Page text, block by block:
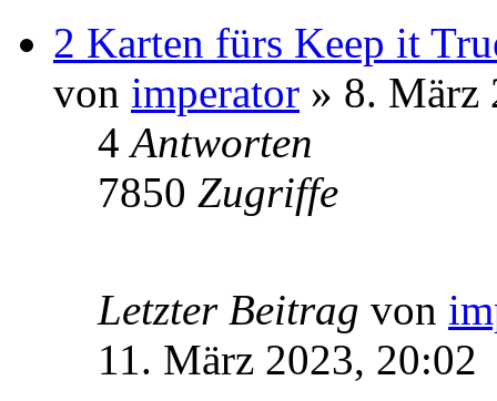
2 Karten fürs Keep it
von imperator » 8. März
4Antworten
7850 Zugriffe
Letzter Beitrag von
11. März 2023, 20:02